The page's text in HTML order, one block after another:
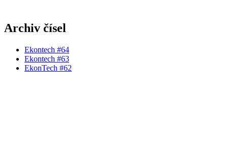
Archiv čísel
Ekontech #64
Ekontech #63
EkonTech #62